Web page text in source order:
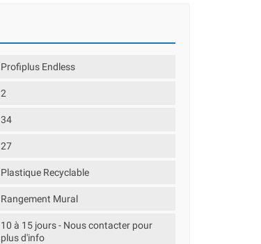
Profiplus Endless
2
34
27
Plastique Recyclable
Rangement Mural
10 à 15 jours - Nous contacter pour
plus d'info